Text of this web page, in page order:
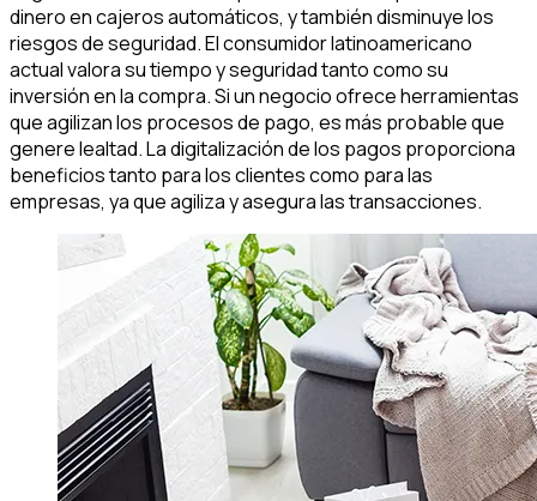
dinero en cajeros automáticos, y también disminuye los
riesgos de seguridad. El consumidor latinoamericano
actual valora su tiempo y seguridad tanto como su
inversión en la compra. Si un negocio ofrece herramientas
que agilizan los procesos de pago, es más probable que
genere lealtad. La digitalización de los pagos proporciona
beneficios tanto para los clientes como para las
empresas, ya que agiliza y asegura las transacciones.